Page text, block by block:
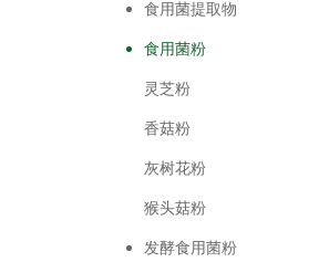
食用菌提取物
食用菌粉
灵芝粉
香菇粉
灰树花粉
猴头菇粉
发酵食用菌粉